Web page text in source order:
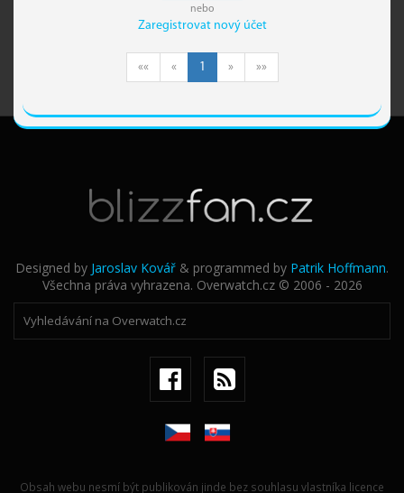
nebo
Zaregistrovat nový účet
«« « 1 » »»
Designed by Jaroslav Kovář & programmed by Patrik Hoffmann.
Všechna práva vyhrazena. Overwatch.cz © 2006 - 2026
Obsah webu nesmí být publikován jinde bez souhlasu vlastníka licence